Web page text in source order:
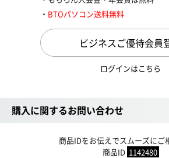
BTOパソコン送料無料
ビジネスご優待会員
ログインはこちら
購入に関するお問い合わせ
商品IDをお伝えでスムーズにご
商品ID 1142480